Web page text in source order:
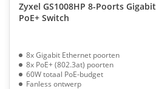
Zyxel GS1008HP 8-Poorts Gigabit
PoE+ Switch
8x Gigabit Ethernet poorten
8x PoE+ (802.3at) poorten
60W totaal PoE-budget
Fanless ontwerp